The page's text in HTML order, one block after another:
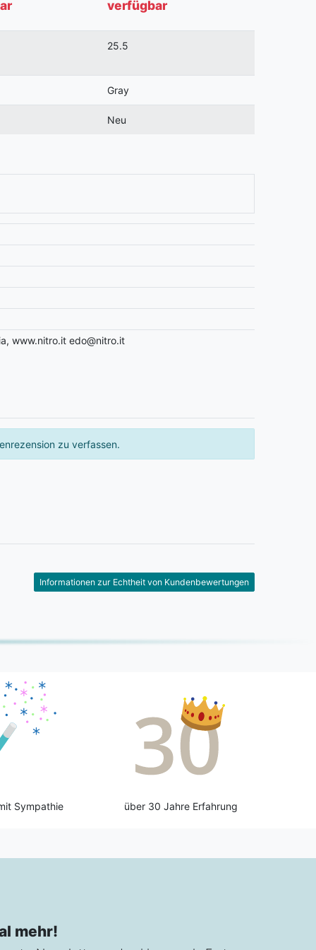
verfügbar
25.5
Gray
Neu
www.nitro.it edo@nitro.it
zu verfassen.
Informationen zur Echtheit von Kundenbewertungen
Sympathie über 30 Jahre Erfahrung
mehr!